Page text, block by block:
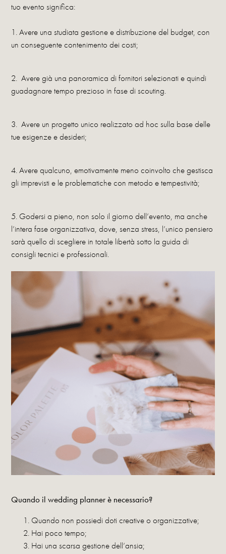
tuo evento significa:
1. Avere una studiata gestione e distribuzione del budget, con
un conseguente contenimento dei costi;
2. Avere già una panoramica di fornitori selezionati e quindi
guadagnare tempo prezioso in fase di scouting.
3. Avere un progetto unico realizzato ad hoc sulla base delle
tue esigenze e desideri;
4. Avere qualcuno, emotivamente meno coinvolto che gestisca
gli imprevisti e le problematiche con metodo e tempestività;
5. Godersi a pieno, non solo il giorno dell’evento, ma anche
l’intera fase organizzativa, dove, senza stress, l’unico pensiero
sarà quello di scegliere in totale libertà sotto la guida di
consigli tecnici e professionali.
Quando il wedding planner è necessario?
Quando non possiedi doti creative o organizzative;
Hai poco tempo;
Hai una scarsa gestione dell’ansia;